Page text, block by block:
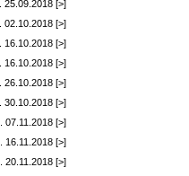
25.09.2018 [>]
02.10.2018 [>]
16.10.2018 [>]
16.10.2018 [>]
26.10.2018 [>]
30.10.2018 [>]
07.11.2018 [>]
16.11.2018 [>]
20.11.2018 [>]